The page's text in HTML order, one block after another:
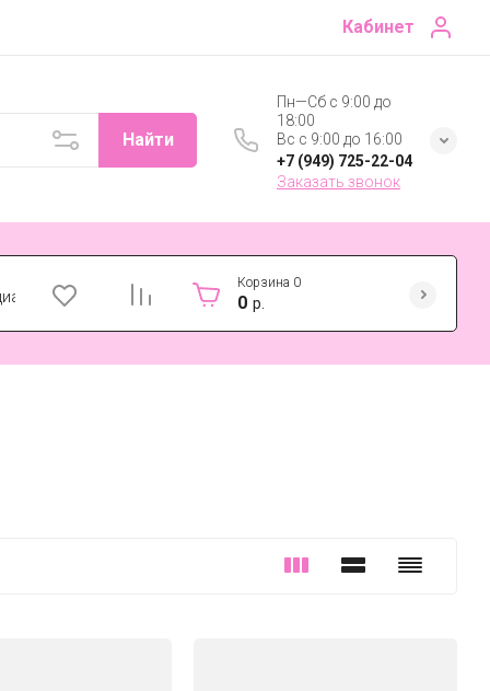
Кабинет
Найти
Пн—Сб с 9:00 до
18:00
Вс с 9:00 до 16:00
+7 (949) 725-22-04
Заказать звонок
Корзина 0
0 р.